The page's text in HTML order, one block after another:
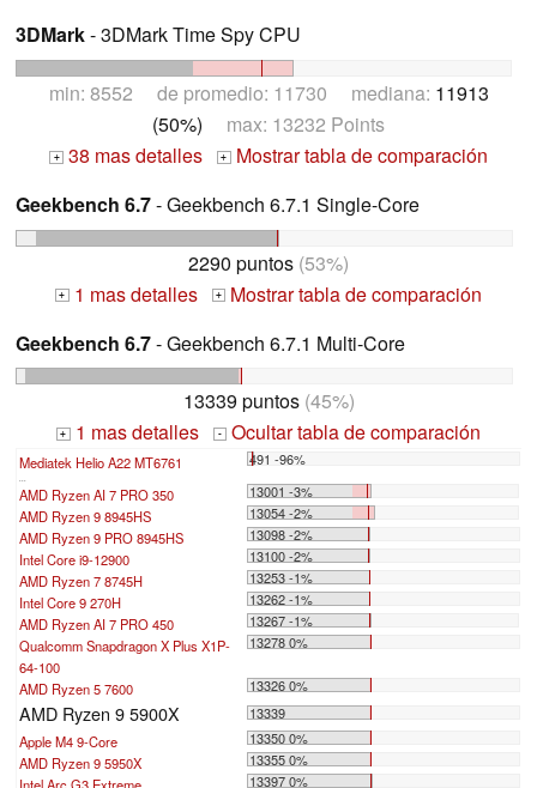
3DMark- 3DMark Time Spy CPU
min: 8552 de promedio: 11730 mediana: 11913
(50%) max: 13232 Points
+ 38 mas detalles + Mostrar tabla de comparación
Geekbench 6.7- Geekbench 6.7.1 Single-Core
2290 puntos (53%)
+ 1 mas detalles +
Mostrar tabla de comparación
Geekbench 6.7- Geekbench 6.7.1 Multi-Core
13339 puntos(45%)
+ 1 mas detalles - Ocultar tabla de comparación
Mediatek Helio A22 MT6761 491 -96%
...
AMD Ryzen AI 7 PRO 350
13001 -3%
AMD Ryzen 9 8945HS
13054 -2%
AMD Ryzen 9 PRO 8945HS
13098 -2%
Intel Core i9-12900
13100 -2%
AMD Ryzen 7 8745H
13253 -1%
Intel Core 9 270H
13262 -1%
AMD Ryzen AI 7 PRO 450
13267 -1%
Qualcomm Snapdragon X Plus X1P-
64-100
13278 0%
AMD Ryzen 5 7600 13326 0%
AMD Ryzen 9 5900X
13339
Apple M4 9-Core
13350 0%
AMD Ryzen 9 5950X
13355 0%
13397 0%